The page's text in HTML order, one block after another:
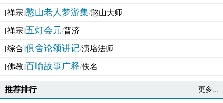
[禅宗]憨山老人梦游集/憨山大师
[禅宗]五灯会元/普济
[综合]俱舍论颂讲记/演培法师
[佛教]百喻故事广释/佚名
推荐排行 更多...